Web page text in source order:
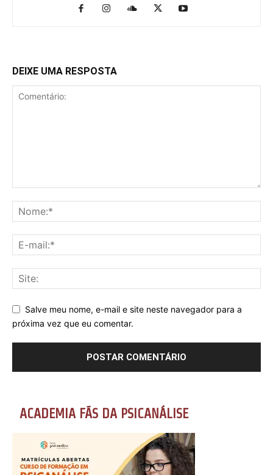
DEIXE UMA RESPOSTA
Salve meu nome, e-mail e site neste navegador para a
próxima vez que eu comentar.
ACADEMIA FÃS DA PSICANÁLISE